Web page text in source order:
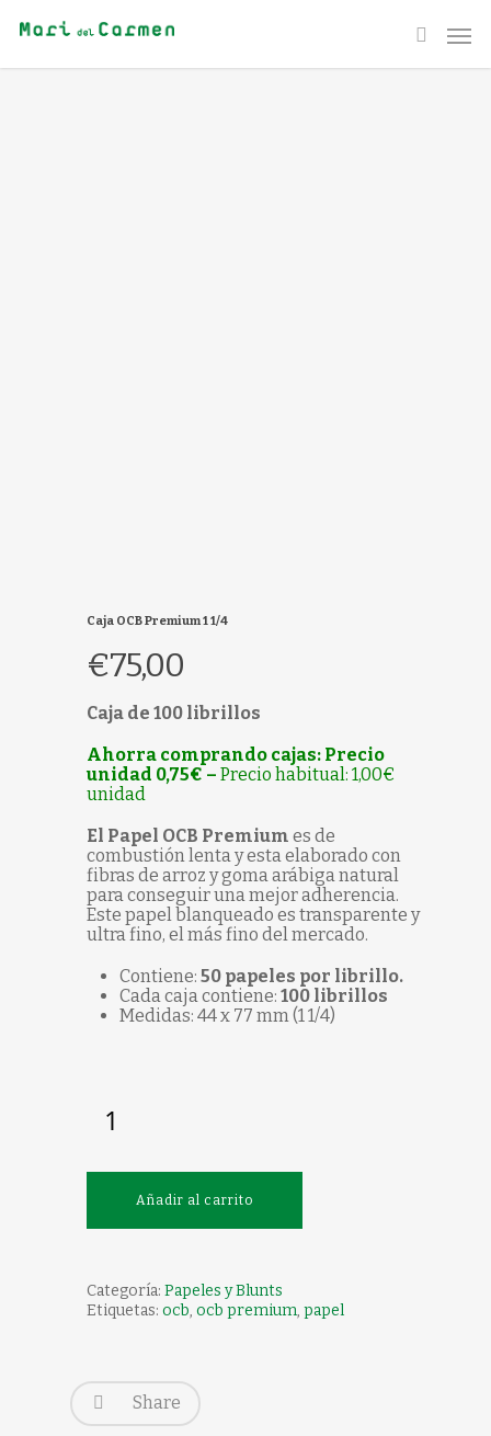
Caja OCB Premium 1 1/4
€75,00
Caja de 100 librillos
Ahorra comprando cajas: Precio
unidad 0,75€ – Precio habitual: 1,00€
unidad
El Papel OCB Premium es de
combustión lenta y esta elaborado con
fibras de arroz y goma arábiga natural
para conseguir una mejor adherencia.
Este papel blanqueado es transparente y
ultra fino, el más fino del mercado.
Contiene: 50 papeles por librillo.
Cada caja contiene: 100 librillos
Medidas: 44 x 77 mm (1 1/4)
Añadir al carrito
Categoría: Papeles y Blunts
Etiquetas: ocb, ocb premium, papel
Share